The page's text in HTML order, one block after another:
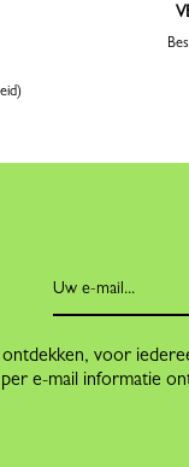
voor
e-mail informatie